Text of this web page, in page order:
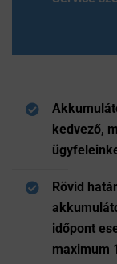
kedvező,
Rövid
időpont
maximum